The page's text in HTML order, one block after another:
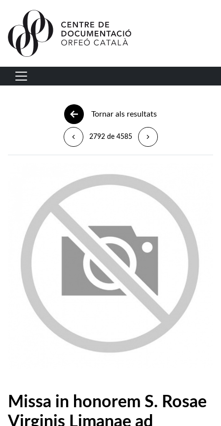
Vés al contingut
Navegació principal
Tornar als resultats
2792 de 4585
Missa in honorem S. Rosae
Virginis Limanae ad